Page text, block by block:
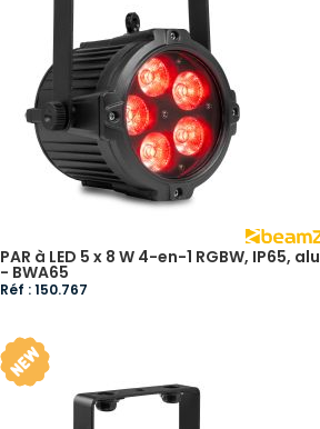
PAR à LED 5 x 8 W 4-en-1 RGBW, IP65, alu
- BWA65
Réf : 150.767